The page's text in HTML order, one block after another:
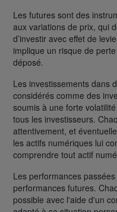
Les futures sont des
aux variations de prix, qui
d’investir avec effet de
implique un risque de
déposé.
Les investissements dans
considérés comme des
soumis à une forte
tous les investisseurs.
attentivement, et
les actifs numériques lui
comprendre tout actif
Les performances
performances futures.
possible avec l'aide d'un